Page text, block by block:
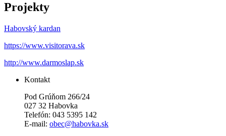
Projekty
Habovský kardan
https://www.visitorava.sk
http://www.darmoslap.sk
Kontakt
Pod Grúňom 266/24
027 32 Habovka
Telefón: 043 5395 142
E-mail: obec@habovka.sk